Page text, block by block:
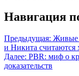
Навигация
Предыдущая: Живые
и Никита
Далее: PBR: миф о
доказательств